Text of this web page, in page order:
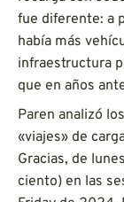
fue diferente: a
había más
infraestructura
que en años
Paren analizó
«viajes» de
Gracias, de
ciento) en las